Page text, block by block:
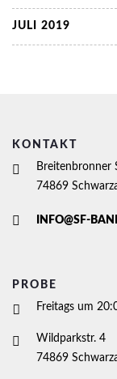
JULI 2019
KONTAKT
Breitenbronner
74869
INFO@SF-
PROBE
Freitags um
Wildparkstr. 4
74869